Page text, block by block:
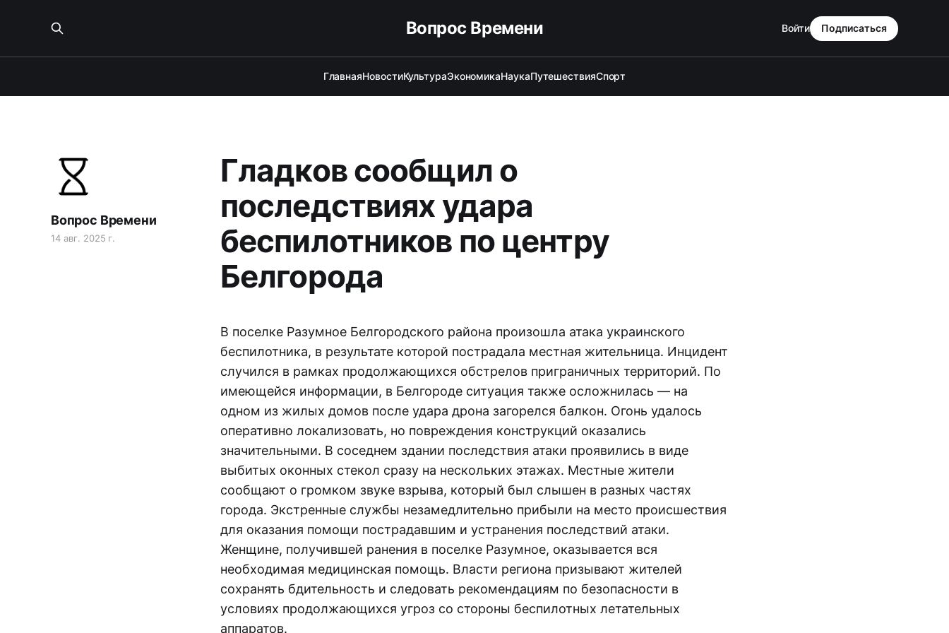
Вопрос Времени
ГлавнаяНовостиКультураЭкономикаНаукаПутешествияСпорт
Войти Подписаться
Гладков сообщил о
последствиях удара
беспилотников по центру
Белгорода
Вопрос Времени
14 авг. 2025 г.
В поселке Разумное Белгородского района произошла атака украинского
беспилотника, в результате которой пострадала местная жительница. Инцидент
случился в рамках продолжающихся обстрелов приграничных территорий. По
имеющейся информации, в Белгороде ситуация также осложнилась — на
одном из жилых домов после удара дрона загорелся балкон. Огонь удалось
оперативно локализовать, но повреждения конструкций оказались
значительными. В соседнем здании последствия атаки проявились в виде
выбитых оконных стекол сразу на нескольких этажах. Местные жители
сообщают о громком звуке взрыва, который был слышен в разных частях
города. Экстренные службы незамедлительно прибыли на место происшествия
для оказания помощи пострадавшим и устранения последствий атаки.
Женщине, получившей ранения в поселке Разумное, оказывается вся
необходимая медицинская помощь. Власти региона призывают жителей
сохранять бдительность и следовать рекомендациям по безопасности в
условиях продолжающихся угроз со стороны беспилотных летательных
аппаратов.